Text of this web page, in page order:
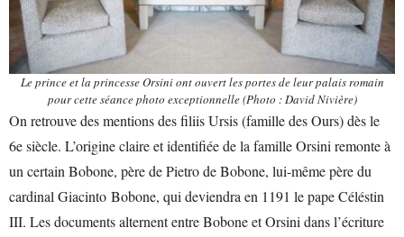
Le prince et la princesse Orsini ont ouvert les portes de leur palais romain
pour cette séance photo exceptionnelle (Photo : David Nivière)
On retrouve des mentions des filiis Ursis (famille des Ours) dès le
6e siècle. L’origine claire et identifiée de la famille Orsini remonte à
un certain Bobone, père de Pietro de Bobone, lui-même père du
cardinal Giacinto Bobone, qui deviendra en 1191 le pape Céléstin
III. Les documents alternent entre Bobone et Orsini dans l’écriture